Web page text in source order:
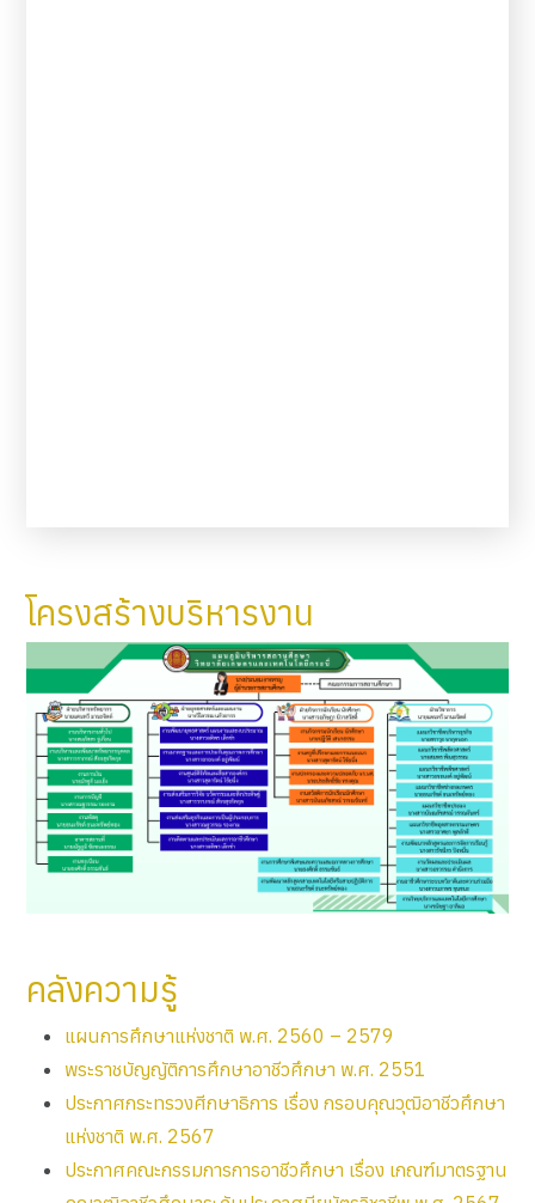
โครงสร้างบริหารงาน
คลังความรู้
แผนการศึกษาแห่งชาติ พ.ศ. 2560 – 2579
พระราชบัญญัติการศึกษาอาชีวศึกษา พ.ศ. 2551
ประกาศกระทรวงศีกษาธิการ เรื่อง กรอบคุณวุฒิอาชีวศึกษา
แห่งชาติ พ.ศ. 2567
ประกาศคณะกรรมการการอาชีวศึกษา เรื่อง เกณฑ์มาตรฐาน